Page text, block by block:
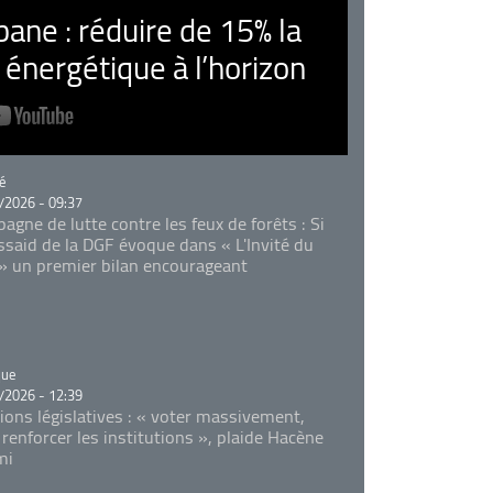
: réduire de 15% la
à l’horizon
- 09:37
de lutte contre les feux de forêts : Si
de la DGF évoque dans « L'Invité du
un premier bilan encourageant
- 12:39
législatives : « voter massivement,
les institutions », plaide Hacène